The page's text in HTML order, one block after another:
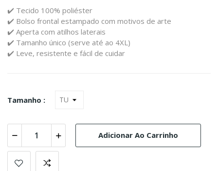
✔️ Tecido 100% poliéster
✔️ Bolso frontal estampado com motivos de arte
✔️ Aperta com atilhos laterais
✔️ Tamanho único (serve até ao 4XL)
✔️ Leve, resistente e fácil de cuidar
Tamanho :
Adicionar Ao Carrinho